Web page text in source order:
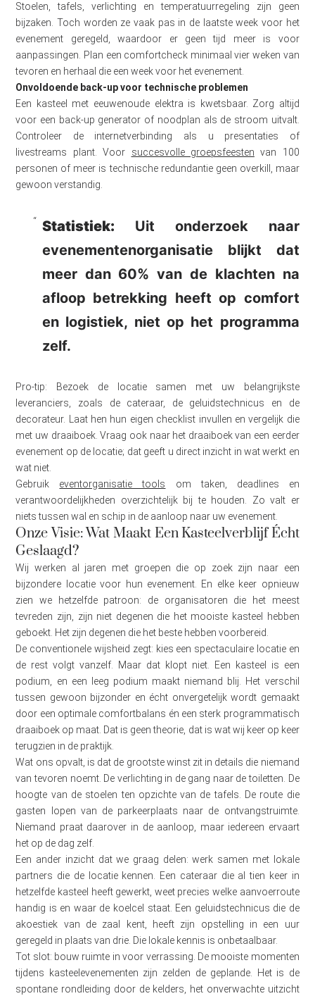
Stoelen, tafels, verlichting en temperatuurregeling zijn geen
bijzaken. Toch worden ze vaak pas in de laatste week voor het
evenement geregeld, waardoor er geen tijd meer is voor
aanpassingen. Plan een comfortcheck minimaal vier weken van
tevoren en herhaal die een week voor het evenement.
Onvoldoende back-up voor technische problemen
Een kasteel met eeuwenoude elektra is kwetsbaar. Zorg altijd
voor een back-up generator of noodplan als de stroom uitvalt.
Controleer de internetverbinding als u presentaties of
livestreams plant. Voor succesvolle groepsfeesten van 100
personen of meer is technische redundantie geen overkill, maar
gewoon verstandig.
Statistiek: Uit onderzoek naar
evenementenorganisatie blijkt dat
meer dan 60% van de klachten na
afloop betrekking heeft op comfort
en logistiek, niet op het programma
zelf.
Pro-tip: Bezoek de locatie samen met uw belangrijkste
leveranciers, zoals de cateraar, de geluidstechnicus en de
decorateur. Laat hen hun eigen checklist invullen en vergelijk die
met uw draaiboek. Vraag ook naar het draaiboek van een eerder
evenement op de locatie; dat geeft u direct inzicht in wat werkt en
wat niet.
Gebruik eventorganisatie tools om taken, deadlines en
verantwoordelijkheden overzichtelijk bij te houden. Zo valt er
niets tussen wal en schip in de aanloop naar uw evenement.
Onze Visie: Wat Maakt Een Kasteelverblijf Écht
Geslaagd?
Wij werken al jaren met groepen die op zoek zijn naar een
bijzondere locatie voor hun evenement. En elke keer opnieuw
zien we hetzelfde patroon: de organisatoren die het meest
tevreden zijn, zijn niet degenen die het mooiste kasteel hebben
geboekt. Het zijn degenen die het beste hebben voorbereid.
De conventionele wijsheid zegt: kies een spectaculaire locatie en
de rest volgt vanzelf. Maar dat klopt niet. Een kasteel is een
podium, en een leeg podium maakt niemand blij. Het verschil
tussen gewoon bijzonder en écht onvergetelijk wordt gemaakt
door een optimale comfortbalans én een sterk programmatisch
draaiboek op maat. Dat is geen theorie, dat is wat wij keer op keer
terugzien in de praktijk.
Wat ons opvalt, is dat de grootste winst zit in details die niemand
van tevoren noemt. De verlichting in de gang naar de toiletten. De
hoogte van de stoelen ten opzichte van de tafels. De route die
gasten lopen van de parkeerplaats naar de ontvangstruimte.
Niemand praat daarover in de aanloop, maar iedereen ervaart
het op de dag zelf.
Een ander inzicht dat we graag delen: werk samen met lokale
partners die de locatie kennen. Een cateraar die al tien keer in
hetzelfde kasteel heeft gewerkt, weet precies welke aanvoerroute
handig is en waar de koelcel staat. Een geluidstechnicus die de
akoestiek van de zaal kent, heeft zijn opstelling in een uur
geregeld in plaats van drie. Die lokale kennis is onbetaalbaar.
Tot slot: bouw ruimte in voor verrassing. De mooiste momenten
tijdens kasteelevenementen zijn zelden de geplande. Het is de
spontane rondleiding door de kelders, het onverwachte uitzicht